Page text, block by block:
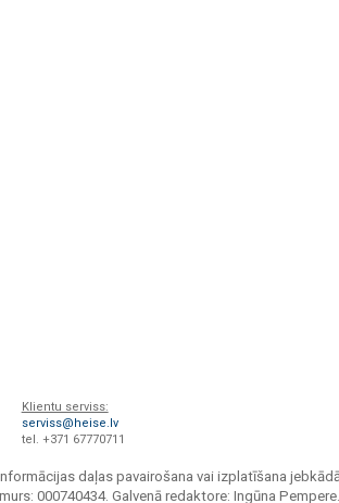
Klientu serviss:
serviss@heise.lv
tel. +371 67770711
daļas pavairošana vai izplatīšana
000740434. Galvenā redaktore: Ingūna Pempere.